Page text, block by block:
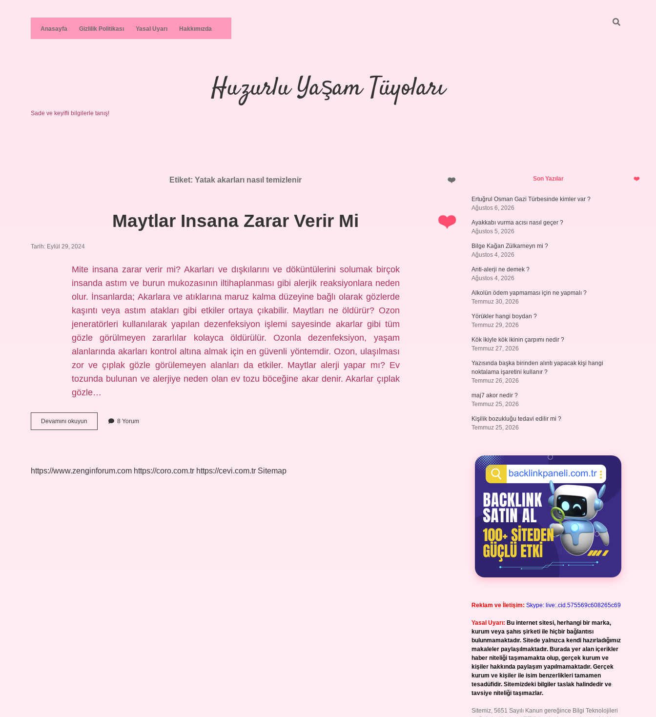
Anasayfa Gizlilik Politikası Yasal Uyarı Hakkımızda
Huzurlu Yaşam Tüyoları
Sade ve keyifli bilgilerle tanış!
Etiket:Yatak akarları nasıl temizlenir
Maytlar Insana Zarar Verir Mi
Tarih: Eylül 29, 2024
Mite insana zarar verir mi? Akarları ve dışkılarını ve döküntülerini solumak birçok
insanda astım ve burun mukozasının iltihaplanması gibi alerjik reaksiyonlara neden
olur. İnsanlarda; Akarlara ve atıklarına maruz kalma düzeyine bağlı olarak gözlerde
kaşıntı veya astım atakları gibi etkiler ortaya çıkabilir. Maytları ne öldürür? Ozon
jeneratörleri kullanılarak yapılan dezenfeksiyon işlemi sayesinde akarlar gibi tüm
gözle görülmeyen zararlılar kolayca öldürülür. Ozonla dezenfeksiyon, yaşam
alanlarında akarları kontrol altına almak için en güvenli yöntemdir. Ozon, ulaşılması
zor ve çıplak gözle görülemeyen alanları da etkiler. Maytlar alerji yapar mı? Ev
tozunda bulunan ve alerjiye neden olan ev tozu böceğine akar denir. Akarlar çıplak
gözle…
Devamını okuyun
Insana
8 Yorum
https://www.zenginforum.com https://coro.com.tr https://cevi.com.tr Sitemap
SidebarSon Yazılar
Ertuğrul Osman Gazi Türbesinde kimler var ?
Ağustos 6, 2026
Ayakkabı vurma acısı nasıl geçer ?
Ağustos 5, 2026
Bilge Kağan Zülkarneyn mi ?
Ağustos 4, 2026
Anti-alerji ne demek ?
Ağustos 4, 2026
Alkolün ödem yapmaması için ne yapmalı ?
Temmuz 30, 2026
Yörükler hangi boydan ?
Temmuz 29, 2026
Kök ikiyle kök ikinin çarpımı nedir ?
Temmuz 27, 2026
Yazısında başka birinden alıntı yapacak kişi hangi
noktalama işaretini kullanır ?
Temmuz 26, 2026
maj7 akor nedir ?
Temmuz 25, 2026
Kişilik bozukluğu tedavi edilir mi ?
Temmuz 25, 2026
Reklam ve İletişim: Skype: live:.cid.575569c608265c69
Yasal Uyarı: Bu internet sitesi, herhangi bir marka,
kurum veya şahıs şirketi ile hiçbir bağlantısı
bulunmamaktadır. Sitede yalnızca kendi hazırladığımız
makaleler paylaşılmaktadır. Burada yer alan içerikler
haber niteliği taşımamakta olup, gerçek kurum ve
kişiler hakkında paylaşım yapılmamaktadır. Gerçek
kurum ve kişiler ile isim benzerlikleri tamamen
tesadüfidir. Sitemizdeki bilgiler taslak halindedir ve
tavsiye niteliği taşımazlar.
Sitemiz, 5651 Sayılı Kanun gereğince Bilgi Teknolojileri